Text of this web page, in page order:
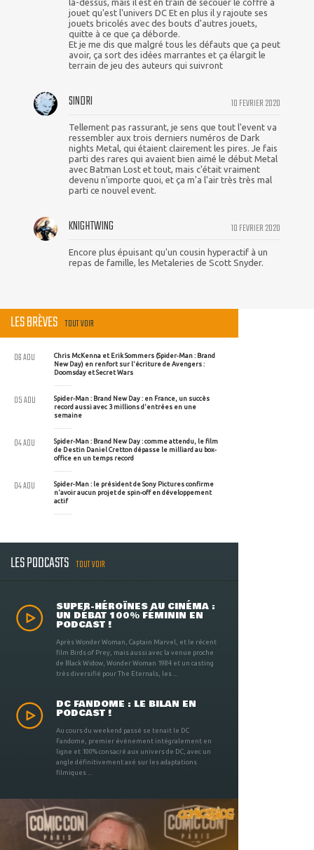
jouet qu'est l'univers DC Et en plus il y rajoute ses
jouets bricolés avec des bouts d'autres jouets,
quitte à ce que ça déborde.
Et je me dis que malgré tous les défauts que ça peut
avoir, ça sort des idées marrantes et ça élargit le
terrain de jeu des auteurs qui suivront
10 FEVRIER 2020
SINDRI
Tellement pas rassurant, je sens que tout l'event va
ressembler aux trois derniers numéros de Dark
nights Metal, qui étaient clairement les pires. Je fais
parti des rares qui avaient bien aimé le début Metal
avec Batman Lost et tout, mais c'était vraiment
devenu n'importe quoi, et ça m'a l'air très très mal
parti ce nouvel event.
10 FEVRIER 2020
KNIGHTWING
Encore plus épuisant qu'un cousin hyperactif à un
repas de famille, les Metaleries de Scott Snyder.
LES BRÈVES TOUT VOIR
Chris McKenna et Erik Sommers (Spider-Man : Brand
New Day) en renfort sur l'écriture de Avengers :
Doomsday et Secret Wars
06 AOU
Spider-Man : Brand New Day : en France, un succès
record aussi avec 3 millions d'entrées en une
semaine
05 AOU
Spider-Man : Brand New Day : comme attendu, le film
de Destin Daniel Cretton dépasse le milliard au box-
office en un temps record
04 AOU
Spider-Man : le président de Sony Pictures confirme
n'avoir aucun projet de spin-off en développement
actif
04 AOU
LES PODCASTS TOUT VOIR
SUPER-HÉROÏNES AU CINÉMA :
UN DÉBAT 100% FÉMININ EN
PODCAST !
Après Wonder Woman, Captain Marvel, et le récent
film Birds of Prey, mais aussi avec la venue proche
de Black Widow, Wonder Woman 1984 et un casting
très diversifié pour The Eternals, les ...
DC FANDOME : LE BILAN EN
PODCAST !
Au cours du weekend passé se tenait le DC
Fandome, premier évènement intégralement en
ligne et 100% consacré aux univers de DC, avec un
angle définitivement axé sur les adaptations
filmiques ...